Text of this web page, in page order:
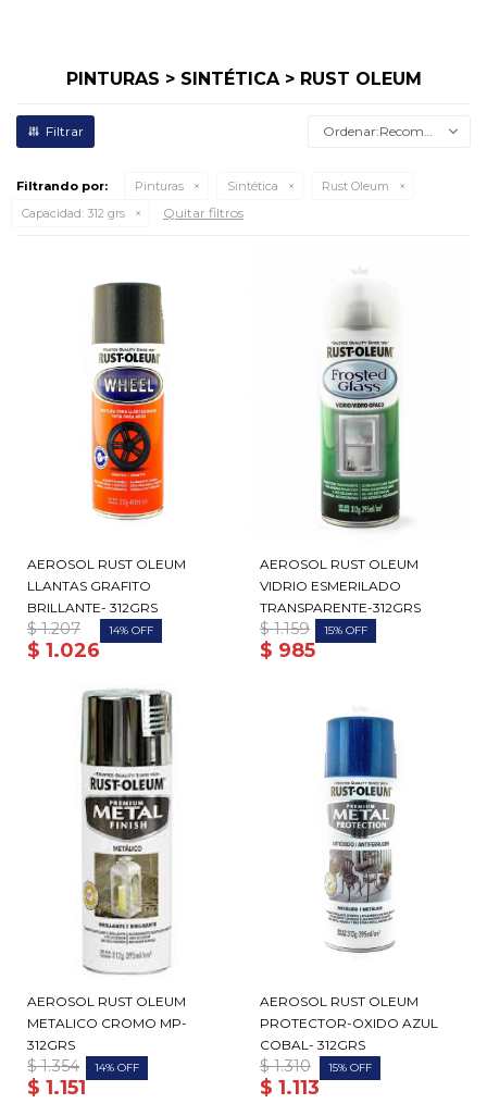
PINTURAS > SINTÉTICA > RUST OLEUM
Recomendados
Filtrando por: Pinturas Sintética
Rust Oleum
Capacidad: 312 grs Quitar filtros
AEROSOL RUST OLEUM
LLANTAS GRAFITO
BRILLANTE- 312GRS
$ 1.026
$ 1.207 14
AEROSOL RUST OLEUM
VIDRIO ESMERILADO
TRANSPARENTE-312GRS
$ 985
$ 1.159 15
AEROSOL RUST OLEUM
METALICO CROMO MP-
312GRS
$ 1.151
$ 1.354 14
AEROSOL RUST OLEUM
PROTECTOR-OXIDO AZUL
COBAL- 312GRS
$ 1.113
$ 1.310 15